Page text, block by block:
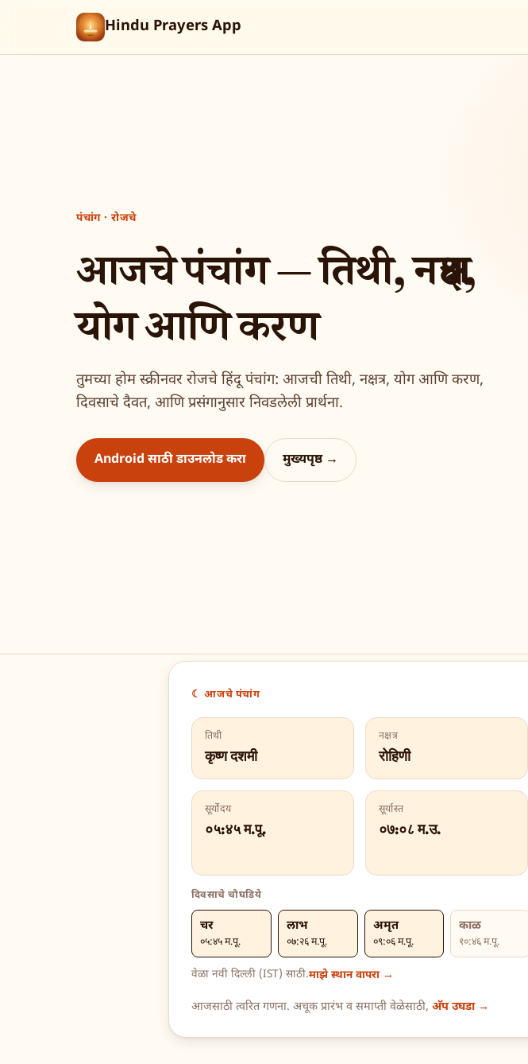
Hindu Prayers App
पंचांग · रोजचे
आजचे पंचांग — तिथी, नक्षत्र,
योग आणि करण
तुमच्या होम स्क्रीनवर रोजचे हिंदू पंचांग: आजची तिथी, नक्षत्र, योग आणि करण,
दिवसाचे दैवत, आणि प्रसंगानुसार निवडलेली प्रार्थना.
Android साठी डाउनलोड करा मुख्यपृष्ठ →
☾ आजचे पंचांग
तिथी
कृष्ण दशमी
नक्षत्र
रोहिणी
सूर्योदय
०५:४५ म.पू.
सूर्यास्त
०७:०८ म.उ.
दिवसाचे चौघडिये
चर
०५:४५ म.पू.
लाभ
०७:२६ म.पू.
अमृत
०९:०६ म.पू.
काळ
१०:४६ म.पू.
वेळा नवी दिल्ली (IST) साठी.माझे स्थान वापरा →
आजसाठी त्वरित गणना. अचूक प्रारंभ व समाप्ती वेळेसाठी, अ‍ॅप उघडा →